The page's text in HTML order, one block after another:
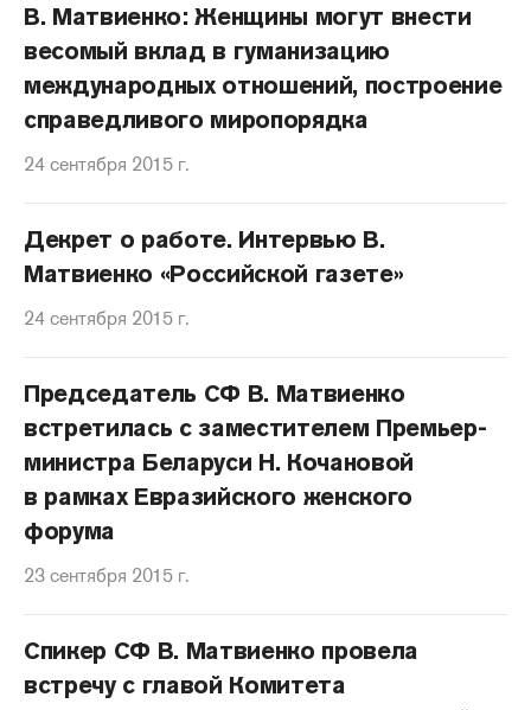
В. Матвиенко: Женщины могут внести
весомый вклад в гуманизацию
международных отношений, построение
справедливого миропорядка
24 сентября 2015 г.
Декрет о работе. Интервью В.
Матвиенко «Российской газете»
24 сентября 2015 г.
Председатель СФ В. Матвиенко
встретилась с заместителем Премьер-
министра Беларуси Н. Кочановой
в рамках Евразийского женского
форума
23 сентября 2015 г.
Спикер СФ В. Матвиенко провела
встречу с главой Комитета